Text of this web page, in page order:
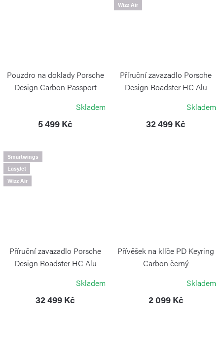
Pouzdro na doklady Porsche
Design Carbon Passport
PORSCHE DESIGNSkladem
5 499 Kč
Wizz Air
Příruční zavazadlo Porsche
Design Roadster HC Alu
PORSCHE DESIGNSkladem
32 499 Kč
Smartwings
EasyJet
Wizz Air
Příruční zavazadlo Porsche
Design Roadster HC Alu
PORSCHE DESIGNSkladem
32 499 Kč
Přívěšek na klíče PD Keyring
Carbon černý
Skladem
2 099 Kč